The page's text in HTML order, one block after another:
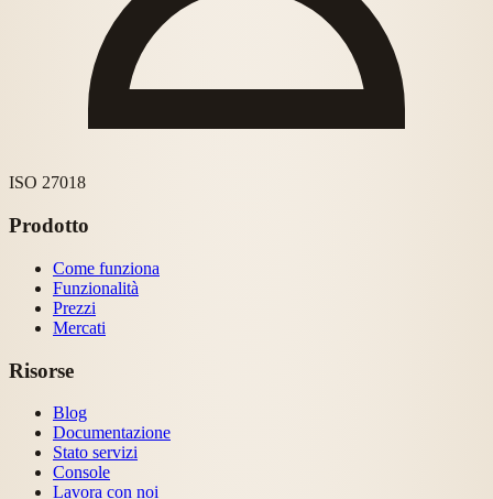
ISO 27018
Prodotto
Come funziona
Funzionalità
Prezzi
Mercati
Risorse
Blog
Documentazione
Stato servizi
Console
Lavora con noi